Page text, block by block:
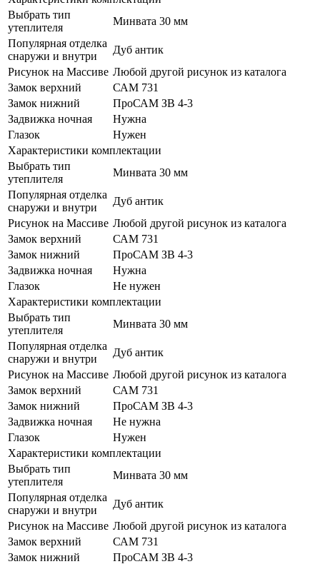
Выбрать тип
утеплителя
Минвата 30 мм
Популярная отделка
снаружи и внутри
Дуб антик
Рисунок на Массиве Любой другой рисунок из каталога
Замок верхний
САМ 731
Замок нижний
ПроСАМ ЗВ 4-3
Задвижка ночная
Нужна
Глазок
Нужен
Характеристики комплектации
Выбрать тип
утеплителя
Минвата 30 мм
Популярная отделка
снаружи и внутри
Дуб антик
Рисунок на Массиве Любой другой рисунок из каталога
Замок верхний
САМ 731
Замок нижний
ПроСАМ ЗВ 4-3
Задвижка ночная
Нужна
Глазок
Не нужен
Характеристики комплектации
Выбрать тип
утеплителя
Минвата 30 мм
Популярная отделка
снаружи и внутри
Дуб антик
Рисунок на Массиве Любой другой рисунок из каталога
Замок верхний
САМ 731
Замок нижний
ПроСАМ ЗВ 4-3
Задвижка ночная
Не нужна
Глазок
Нужен
Характеристики комплектации
Выбрать тип
утеплителя
Минвата 30 мм
Популярная отделка
снаружи и внутри
Дуб антик
Рисунок на Массиве Любой другой рисунок из каталога
Замок верхний
САМ 731
Замок нижний
ПроСАМ ЗВ 4-3